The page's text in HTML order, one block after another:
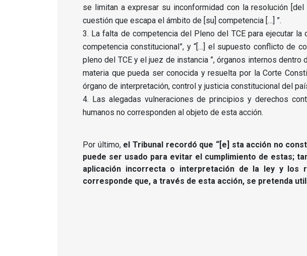
se limitan a expresar su inconformidad con la resolución
cuestión que escapa el ámbito de [su] competencia […] ”.
La falta de competencia del Pleno del TCE para ejecutar
competencia constitucional”, y “[…] el supuesto conflicto de
pleno del TCE y el juez de instancia ”, órganos internos dentro
materia que pueda ser conocida y resuelta por la Corte
órgano de interpretación, control y justicia constitucional del
Las alegadas vulneraciones de principios y derechos
humanos no corresponden al objeto de esta acción.
Por último, el Tribunal recordó que “[e] sta acción no
puede ser usado para evitar el cumplimiento de estas;
aplicación incorrecta o interpretación de la ley y los
corresponde que, a través de esta acción, se pretenda